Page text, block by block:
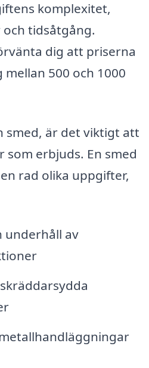
komplexitet,
tidsåtgång.
dig att priserna
500 och 1000
smed, är det viktigt att
erbjuds. En smed
rad olika uppgifter,
underhåll av